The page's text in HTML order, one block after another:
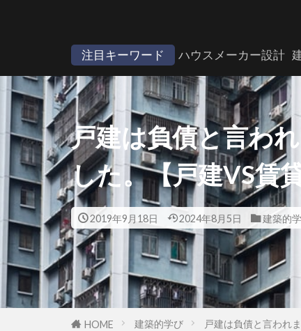
注目キーワード ハウスメーカー設計
戸建は負債と言わ
した。【戸建VS賃
2019年9月18日 2024年8月5日 建築的
HOME 建築的学び 戸建は負債と言われ